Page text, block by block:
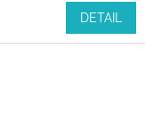
DETAIL